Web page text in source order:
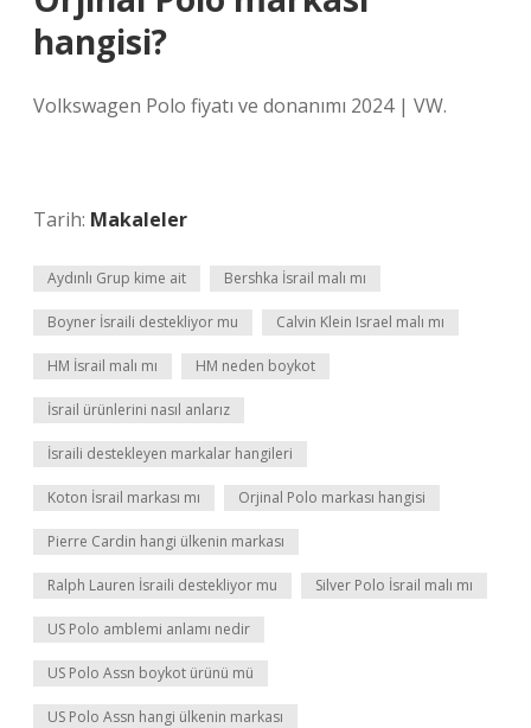
hangisi?
Volkswagen Polo fiyatı ve donanımı 2024 | VW.
Tarih: Makaleler
Aydınlı Grup kime ait Bershka İsrail malı mı
Boyner İsraili destekliyor mu Calvin Klein Israel malı mı
HM İsrail malı mı HM neden boykot
İsrail ürünlerini nasıl anlarız
İsraili destekleyen markalar hangileri
Koton İsrail markası mı Orjinal Polo markası hangisi
Pierre Cardin hangi ülkenin markası
Ralph Lauren İsraili destekliyor mu Silver Polo İsrail malı mı
US Polo amblemi anlamı nedir
US Polo Assn boykot ürünü mü
US Polo Assn hangi ülkenin markası